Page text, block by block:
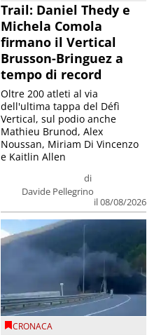
Trail: Daniel Thedy e
Michela Comola
firmano il Vertical
Brusson-Bringuez a
tempo di record
di
Davide Pellegrino
il 08/08/2026
Oltre 200 atleti al via
dell'ultima tappa del Défì
Vertical, sul podio anche
Mathieu Brunod, Alex
Noussan, Miriam Di Vincenzo
e Kaitlin Allen
CRONACA